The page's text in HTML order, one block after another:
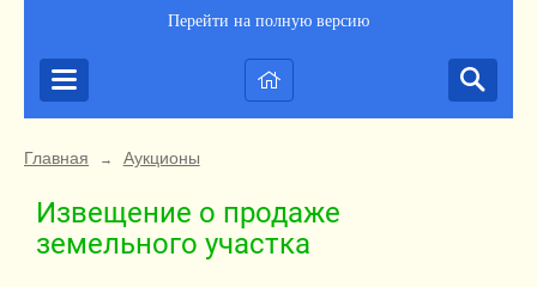
Перейти на полную версию
Главная → Аукционы
Извещение о продаже
земельного участка